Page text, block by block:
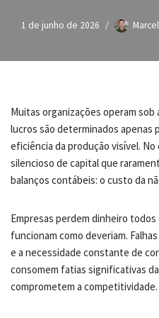
1 de junho de 2026
Muitas organizações operam
lucros são determinados apenas
eficiência da produção visível.
silencioso de capital que
balanços contábeis: o custo da
Empresas perdem dinheiro
funcionam como deveriam.
e a necessidade constante de
consomem fatias significativas
comprometem a competitividade.